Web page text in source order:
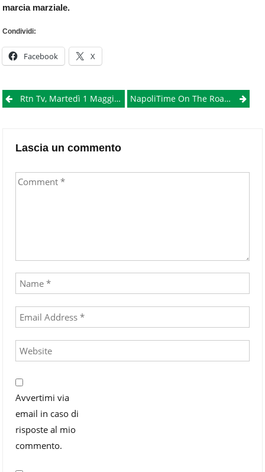
marcia marziale.
Condividi:
Facebook X
PostRtn Tv, Martedì 1 Maggio: Nuova Puntata Della Trasmissione “Filo Diretto” NapoliTime On The Road: Primo Maggio 2012.
Lascia un commento
Avvertimi via
email in caso di
risposte al mio
commento.